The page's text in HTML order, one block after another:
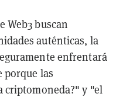
Web3 buscan
auténticas, la
enfrentará
porque las
criptomoneda?" y "el